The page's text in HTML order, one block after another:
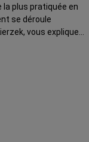
la plus pratiquée en
se déroule